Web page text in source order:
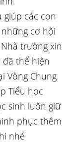
các con
cơ hội
trường xin
đã thể hiện
Vòng Chung
Tiểu học
sinh luôn giữ
phục thêm
nhé